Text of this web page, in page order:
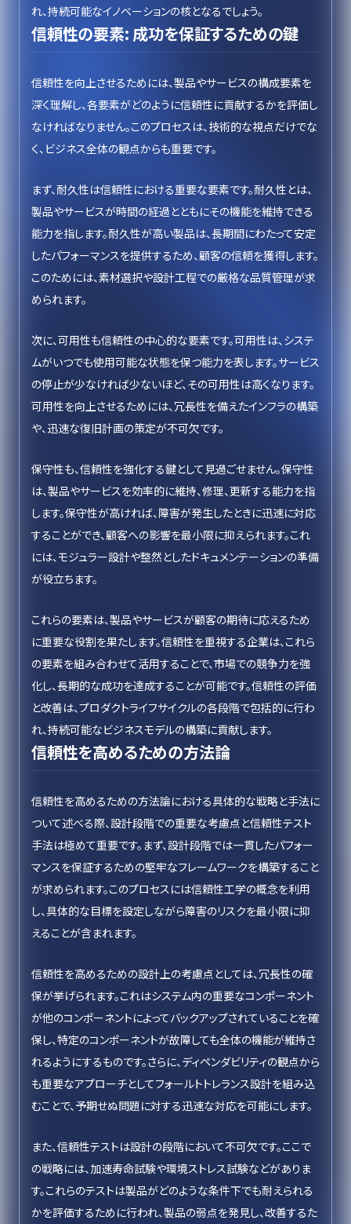
れ、持続可能なイノベーションの核となるでしょう。
信頼性の要素: 成功を保証するための鍵
信頼性を向上させるためには、製品やサービスの構成要素を
深く理解し、各要素がどのように信頼性に貢献するかを評価し
なければなりません。このプロセスは、技術的な視点だけでな
く、ビジネス全体の観点からも重要です。
まず、耐久性は信頼性における重要な要素です。耐久性とは、
製品やサービスが時間の経過とともにその機能を維持できる
能力を指します。耐久性が高い製品は、長期間にわたって安定
したパフォーマンスを提供するため、顧客の信頼を獲得します。
このためには、素材選択や設計工程での厳格な品質管理が求
められます。
次に、可用性も信頼性の中心的な要素です。可用性は、システ
ムがいつでも使用可能な状態を保つ能力を表します。サービス
の停止が少なければ少ないほど、その可用性は高くなります。
可用性を向上させるためには、冗長性を備えたインフラの構築
や、迅速な復旧計画の策定が不可欠です。
保守性も、信頼性を強化する鍵として見過ごせません。保守性
は、製品やサービスを効率的に維持、修理、更新する能力を指
します。保守性が高ければ、障害が発生したときに迅速に対応
することができ、顧客への影響を最小限に抑えられます。これ
には、モジュラー設計や整然としたドキュメンテーションの準備
が役立ちます。
これらの要素は、製品やサービスが顧客の期待に応えるため
に重要な役割を果たします。信頼性を重視する企業は、これら
の要素を組み合わせて活用することで、市場での競争力を強
化し、長期的な成功を達成することが可能です。信頼性の評価
と改善は、プロダクトライフサイクルの各段階で包括的に行わ
れ、持続可能なビジネスモデルの構築に貢献します。
信頼性を高めるための方法論
信頼性を高めるための方法論における具体的な戦略と手法に
ついて述べる際、設計段階での重要な考慮点と信頼性テスト
手法は極めて重要です。まず、設計段階では一貫したパフォー
マンスを保証するための堅牢なフレームワークを構築すること
が求められます。このプロセスには信頼性工学の概念を利用
し、具体的な目標を設定しながら障害のリスクを最小限に抑
えることが含まれます。
信頼性を高めるための設計上の考慮点としては、冗長性の確
保が挙げられます。これはシステム内の重要なコンポーネント
が他のコンポーネントによってバックアップされていることを確
保し、特定のコンポーネントが故障しても全体の機能が維持さ
れるようにするものです。さらに、ディペンダビリティの観点から
も重要なアプローチとしてフォールトトレランス設計を組み込
むことで、予期せぬ問題に対する迅速な対応を可能にします。
また、信頼性テストは設計の段階において不可欠です。ここで
の戦略には、加速寿命試験や環境ストレス試験などがありま
す。これらのテストは製品がどのような条件下でも耐えられる
かを評価するために行われ、製品の弱点を発見し、改善するた